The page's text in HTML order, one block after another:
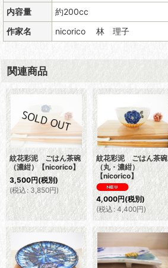
内容量
約200cc
作家名
nicorico 林 理子
関連商品
紋花彩泥 ごはん茶碗
（濃紺）【nicorico】
3,500円(税別)
(税込: 3,850円)
紋花彩泥 ごはん茶碗
（丸・濃紺）
【nicorico】
4,000円(税別)
(税込: 4,400円)